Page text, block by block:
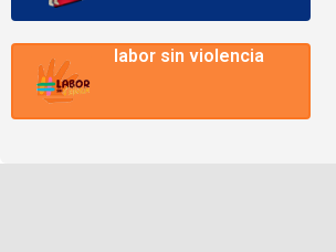
labor sin violencia